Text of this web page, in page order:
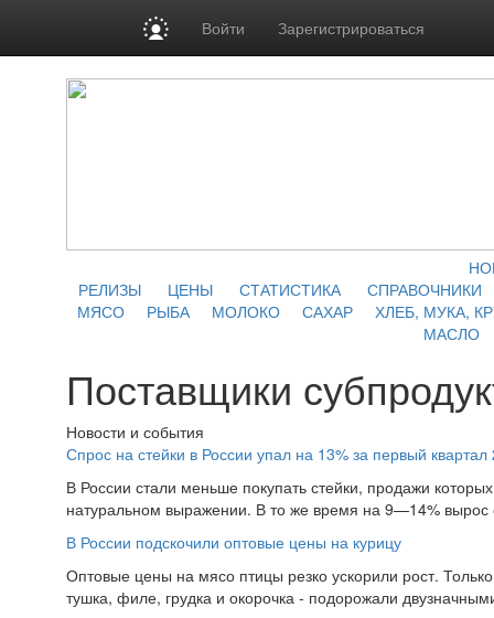
Войти Зарегистрироваться
РЕЛИЗЫ
ЦЕНЫ СТАТИСТИКА
СПРАВОЧНИКИ
МЯСО
РЫБА МОЛОКО САХАР
ХЛЕБ, МУКА,
МАСЛО
Поставщики
Новости и события
Спрос на стейки в России упал на 13% за первый квартал
В России стали меньше покупать стейки, продажи
натуральном выражении. В то же время на 9—14%
В России подскочили оптовые цены на курицу
Оптовые цены на мясо птицы резко ускорили рост.
тушка, филе, грудка и окорочка - подорожали